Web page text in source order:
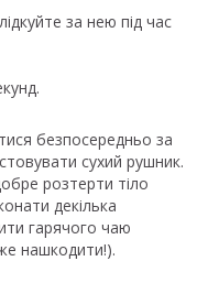
за нею під час
безпосередньо за
сухий рушник.
розтерти тіло
декілька
гарячого чаю
нашкодити!).